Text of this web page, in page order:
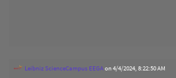
Leibniz ScienceCampus EEGAon 4/4/2024, 8:22:50 AM